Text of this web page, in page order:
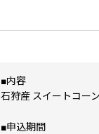
■内容
石狩産 スイートコー
■申込期間